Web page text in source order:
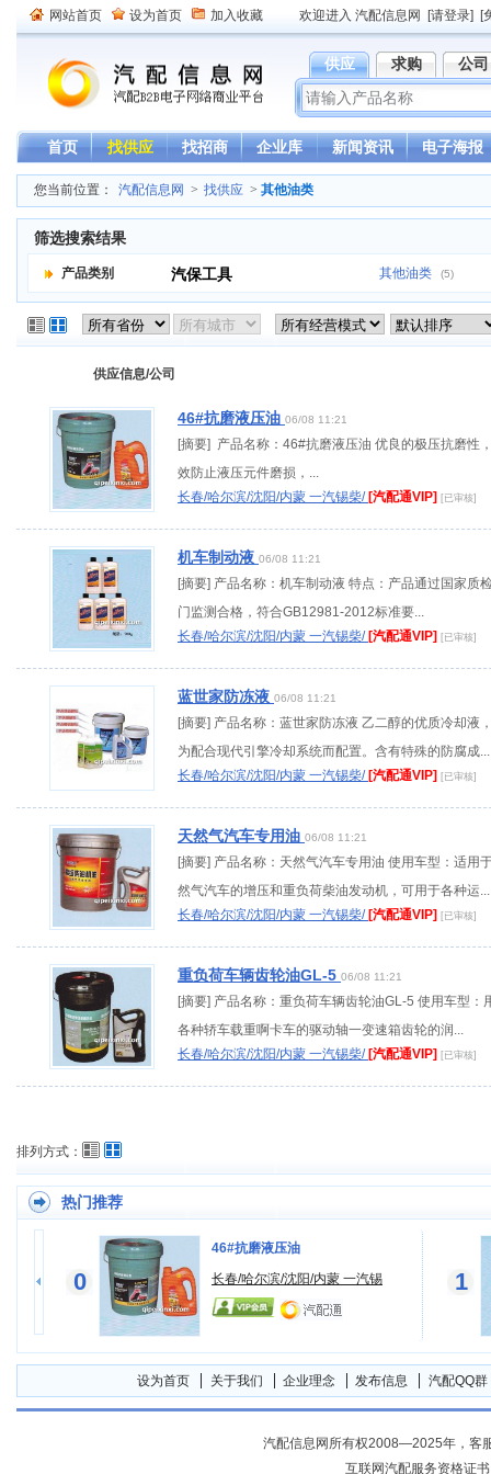
网站首页 设为首页 加入收藏 欢迎进入 汽配信息网 [请登录] [
供应 求购 公司
首页 找供应 找招商 企业库 新闻资讯 电子海报
您当前位置： 汽配信息网 > 找供应 > 其他油类
筛选搜索结果
产品类别 汽保工具 其他油类 (5)
供应信息/公司
46#抗磨液压油 06/08 11:21
[摘要] 产品名称：46#抗磨液压油 优良的极压抗磨性
效防止液压元件磨损，...
长春/哈尔滨/沈阳/内蒙 一汽锡柴/ [汽配通VIP] [已审核]
机车制动液 06/08 11:21
[摘要] 产品名称：机车制动液 特点：产品通过国家质
门监测合格，符合GB12981-2012标准要...
长春/哈尔滨/沈阳/内蒙 一汽锡柴/ [汽配通VIP] [已审核]
蓝世家防冻液 06/08 11:21
[摘要] 产品名称：蓝世家防冻液 乙二醇的优质冷却液
为配合现代引擎冷却系统而配置。含有特殊的防腐成...
长春/哈尔滨/沈阳/内蒙 一汽锡柴/ [汽配通VIP] [已审核]
天然气汽车专用油 06/08 11:21
[摘要] 产品名称：天然气汽车专用油 使用车型：适用
然气汽车的增压和重负荷柴油发动机，可用于各种运...
长春/哈尔滨/沈阳/内蒙 一汽锡柴/ [汽配通VIP] [已审核]
重负荷车辆齿轮油GL-5 06/08 11:21
[摘要] 产品名称：重负荷车辆齿轮油GL-5 使用车型：
各种轿车载重啊卡车的驱动轴一变速箱齿轮的润...
长春/哈尔滨/沈阳/内蒙 一汽锡柴/ [汽配通VIP] [已审核]
排列方式：
热门推荐
0
46#抗磨液压油
长春/哈尔滨/沈阳/内蒙 一汽锡
1
设为首页 关于我们 企业理念 发布信息 汽配QQ群
汽配信息网所有权2008—2025年，客
互联网汽配服务资格证